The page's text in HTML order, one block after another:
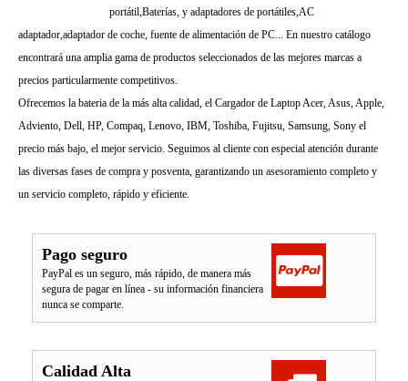
portátil,Baterías, y adaptadores de portátiles,AC
adaptador,adaptador de coche, fuente de alimentación de PC... En nuestro catálogo
encontrará una amplia gama de productos seleccionados de las mejores marcas a
precios particularmente competitivos.
Ofrecemos la bateria de la más alta calidad, el Cargador de Laptop Acer, Asus, Apple,
Adviento, Dell, HP, Compaq, Lenovo, IBM, Toshiba, Fujitsu, Samsung, Sony el
precio más bajo, el mejor servicio. Seguimos al cliente con especial atención durante
las diversas fases de compra y posventa, garantizando un asesoramiento completo y
un servicio completo, rápido y eficiente.
Pago seguro
PayPal es un seguro, más rápido, de manera más
segura de pagar en línea - su información financiera
nunca se comparte.
Calidad Alta